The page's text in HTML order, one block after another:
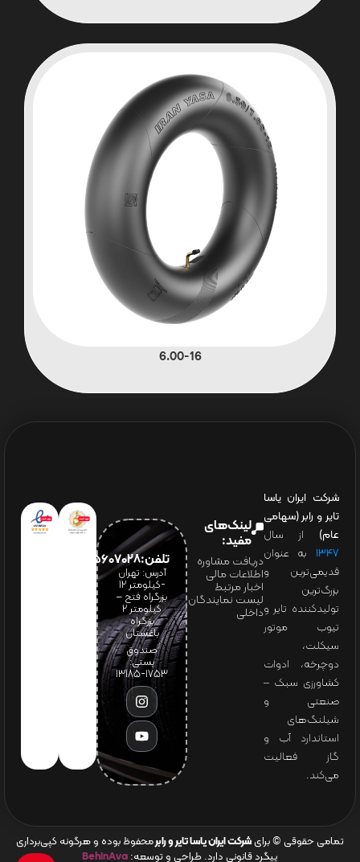
6.00-16
شرکت ایران یاسا
تایر و رابر (سهامی
عام) از سال
۱۳۴۷ به عنوان
قدیمی‌ترین و
بزرگ‌ترین
تولیدکننده تایر و
تیوب موتور
سیکلت،
دوچرخه، ادوات
کشاورزی سبک –
صنعتی و
شیلنگ‌های
استاندارد آب و
گاز فعالیت
می‌کند.
لینک‌های
مفید:
دریافت مشاوره
اطلاعات مالی
اخبار مرتبط
لیست نمایندگان
داخلی
تلفن:65607028(021)
آدرس: تهران
-کیلومتر 12
بزرگراه فتح –
کیلومتر ۲
بزرگراه
باغستان
صندوق
پستی:
1753-13185
تمامی حقوقی © برای شرکت ایران یاسا تایر و رابرمحفوظ بوده و هرگونه کپی‌برداری
پیگرد قانونی دارد. طراحی و توسعه: BehinAva